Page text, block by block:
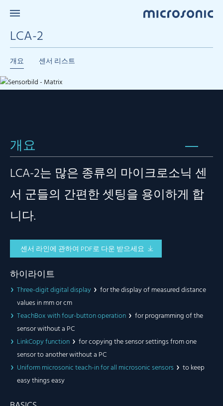
LCA-2
개요 센서 리스트
개요
LCA-2는 많은 종류의 마이크로소닉 센
서 군들의 간편한 셋팅을 용이하게 합
니다.
센서 라인에 관하여 PDF로 다운 받으세요
하이라이트
Three-digit digital display
for the display of measured distance
values in mm or cm
TeachBox with four-button operation
for programming of the
sensor without a PC
LinkCopy function
for copying the sensor settings from one
sensor to another without a PC
Uniform microsonic teach-in for all microsonic sensors
to keep
easy things easy